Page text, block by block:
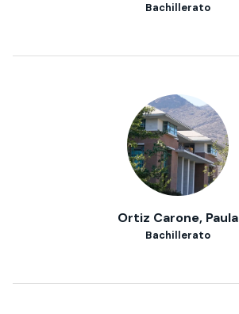
Bachillerato
Ortiz Carone, Paula
Bachillerato